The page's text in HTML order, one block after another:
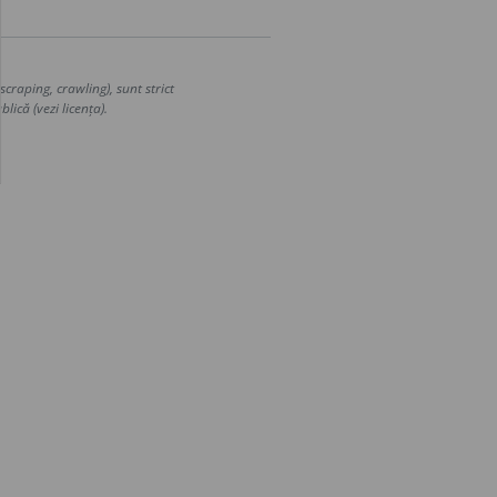
crawling), sunt strict
(vezi licența).